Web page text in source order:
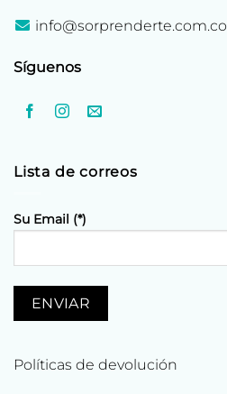
info@sorprenderte.com.co
Síguenos
Lista de correos
Su Email (*)
Políticas de devolución